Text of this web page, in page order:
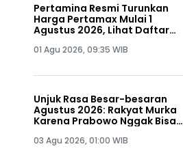
Pertamina Resmi Turunkan
Harga Pertamax Mulai 1
Agustus 2026, Lihat Daftar
01 Agu 2026, 09:35 WIB
Unjuk Rasa Besar-besaran
Agustus 2026: Rakyat Murka
Karena Prabowo Nggak Bisa
03 Agu 2026, 01:00 WIB